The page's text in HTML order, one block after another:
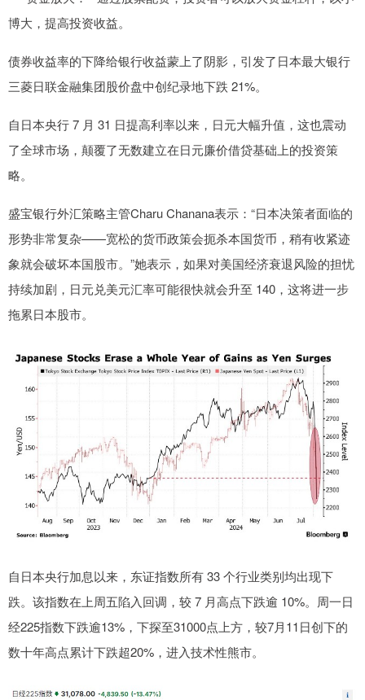
博大，提高投资收益。
债券收益率的下降给银行收益蒙上了阴影，引发了日本最大银行
三菱日联金融集团股价盘中创纪录地下跌 21%。
自日本央行 7 月 31 日提高利率以来，日元大幅升值，这也震动
了全球市场，颠覆了无数建立在日元廉价借贷基础上的投资策
略。
盛宝银行外汇策略主管Charu Chanana表示：“日本决策者面临的
形势非常复杂——宽松的货币政策会扼杀本国货币，稍有收紧迹
象就会破坏本国股市。”她表示，如果对美国经济衰退风险的担忧
持续加剧，日元兑美元汇率可能很快就会升至 140，这将进一步
拖累日本股市。
自日本央行加息以来，东证指数所有 33 个行业类别均出现下
跌。该指数在上周五陷入回调，较 7 月高点下跌逾 10%。周一日
经225指数下跌逾13%，下探至31000点上方，较7月11日创下的
数十年高点累计下跌超20%，进入技术性熊市。